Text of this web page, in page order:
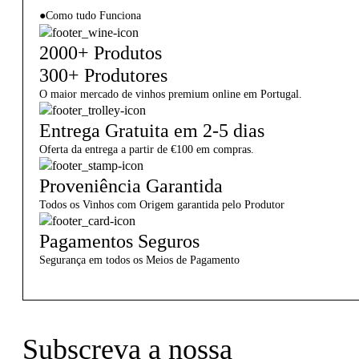
●Como tudo Funciona
2000+ Produtos
300+ Produtores
O maior mercado de vinhos premium online em Portugal.
Entrega Gratuita em 2-5 dias
Oferta da entrega a partir de €100 em compras.
Proveniência Garantida
Todos os Vinhos com Origem garantida pelo Produtor
Pagamentos Seguros
Segurança em todos os Meios de Pagamento
Subscreva a nossa